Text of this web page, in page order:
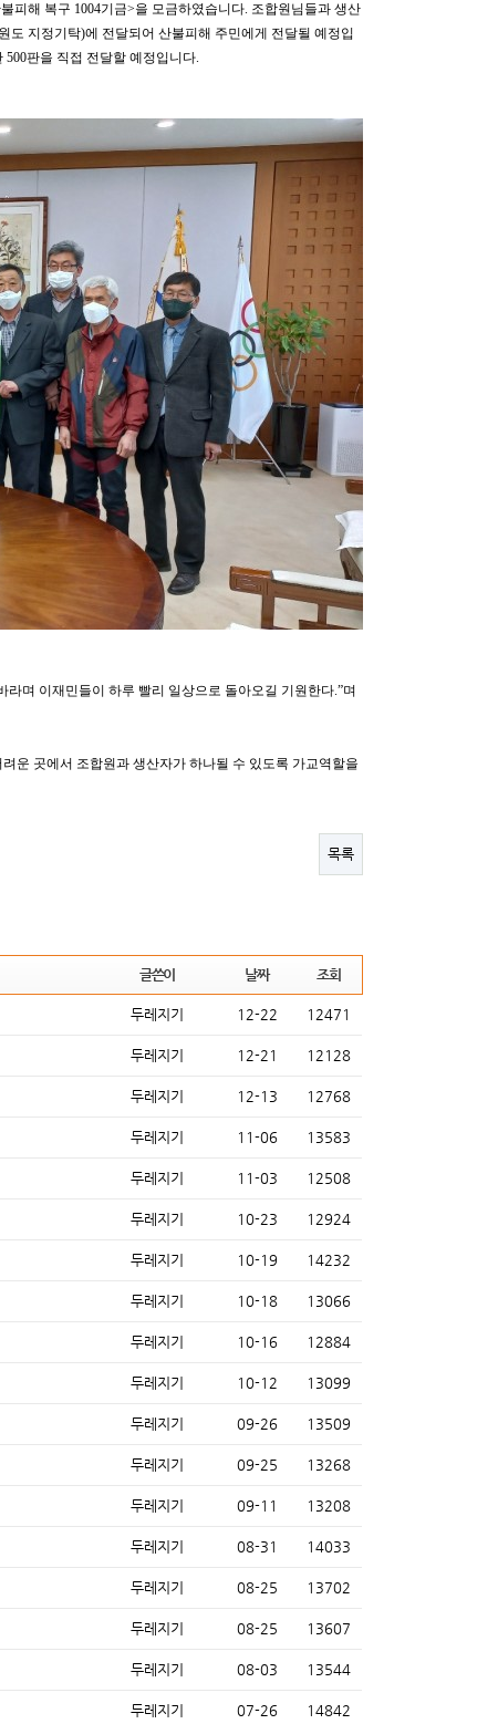
피해 복구 1004기금>을 모금하였습니다. 조합원님들과 생산
지정기탁)에 전달되어 산불피해 주민에게 전달될 예정입
판을 직접 전달할 예정입니다.
며 이재민들이 하루 빨리 일상으로 돌아오길 기원한다.”며
운 곳에서 조합원과 생산자가 하나될 수 있도록 가교역할을
목록
글쓴이 날짜 조회
두레지기 12-22 12471
두레지기 12-21 12128
두레지기 12-13 12768
두레지기 11-06 13583
두레지기 11-03 12508
두레지기 10-23 12924
두레지기 10-19 14232
두레지기 10-18 13066
두레지기 10-16 12884
두레지기 10-12 13099
두레지기 09-26 13509
두레지기 09-25 13268
두레지기 09-11 13208
두레지기 08-31 14033
두레지기 08-25 13702
두레지기 08-25 13607
두레지기 08-03 13544
두레지기 07-26 14842